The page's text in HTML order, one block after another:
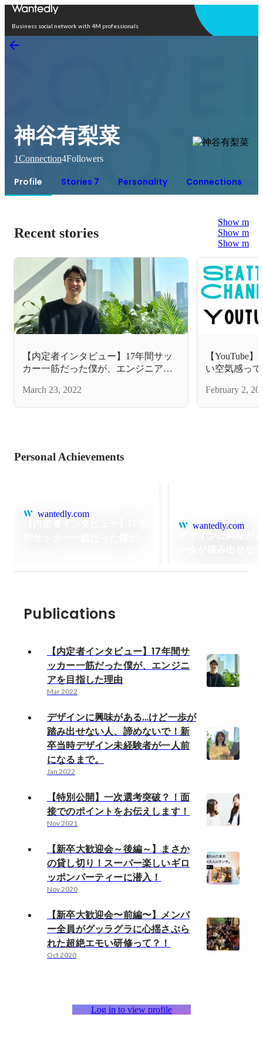
Business social network with 4M professionals
神谷有梨菜
1Connection4Followers
Profile Stories 7 Personality Connections
Recent stories
Show more
Show more
Show more
【内定者インタビュー】17年間サッ
カー一筋だった僕が、エンジニアを
March 23, 2022
【YouTube
い空気感っ
February 2,
Personal Achievements
wantedly.com
wantedly.com
Publications
【内定者インタビュー】17年間サ
ッカー一筋だった僕が、エンジニ
アを目指した理由
Mar 2022
デザインに興味がある…けど一歩が
踏み出せない人、諦めないで！新
卒当時デザイン未経験者が一人前
になるまで。
Jan 2022
【特別公開】一次選考突破？！面
接でのポイントをお伝えします！
Nov 2021
【新卒大歓迎会～後編～】まさか
の貸し切り！スーパー楽しいギロ
ッポンパーティーに潜入！
Nov 2020
【新卒大歓迎会〜前編〜】メンバ
ー全員がグッラグラに心揺さぶら
れた超絶エモい研修って？！
Oct 2020
Log in to view profile